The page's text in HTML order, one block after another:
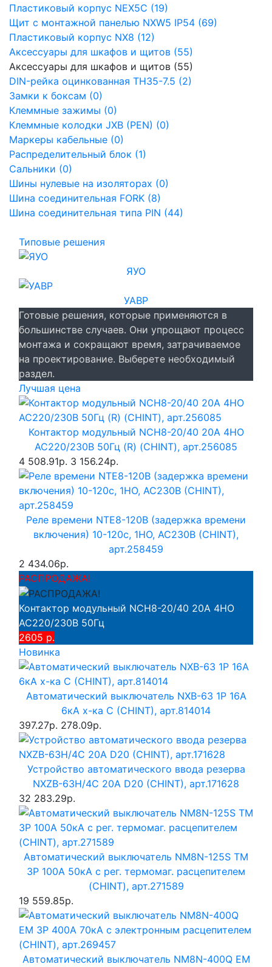
Пластиковый корпус NEX5C (19)
Щит с монтажной панелью NXW5 IP54 (69)
Пластиковый корпус NX8 (12)
Аксессуары для шкафов и щитов (55)
Аксессуары для шкафов и щитов (55)
DIN-рейка оцинкованная TH35-7.5 (2)
Замки к боксам (0)
Клеммные зажимы (0)
Клеммные колодки JXB (PEN) (0)
Маркеры кабельные (0)
Распределительный блок (1)
Сальники (0)
Шины нулевые на изоляторах (0)
Шина соединительная FORK (8)
Шина соединительная типа PIN (44)
Типовые решения
ЯУО
УАВР
Готовые решения, которые применяются в
большинстве случаев. Они упрощают процесс
монтажа и сокращают время, затрачиваемое
на проектирование. Выберете необходимый
раздел.
Лучшая цена
Контактор модульный NCH8-20/40 20A 4НО
AC220/230В 50Гц (R) (CHINT), арт.256085
4 508.91р. 3 156.24р.
Реле времени NTE8-120B (задержка времени
включения) 10-120с, 1НО, AC230B (CHINT),
арт.258459
2 434.06р.
РАСПРОДАЖА!
Контактор модульный NCH8-20/40 20A 4НО
AC220/230В 50Гц
2605 р.
Новинка
Автоматический выключатель NXB-63 1P 16A
6кА х-ка C (CHINT), арт.814014
397.27р. 278.09р.
Устройство автоматического ввода резерва
NXZB-63H/4C 20A D20 (CHINT), арт.171628
32 283.29р.
Автоматический выключатель NM8N-125S TM
3P 100А 50кА с рег. термомаг. расцепителем
(CHINT), арт.271589
19 559.85р.
Автоматический выключатель NM8N-400Q EM